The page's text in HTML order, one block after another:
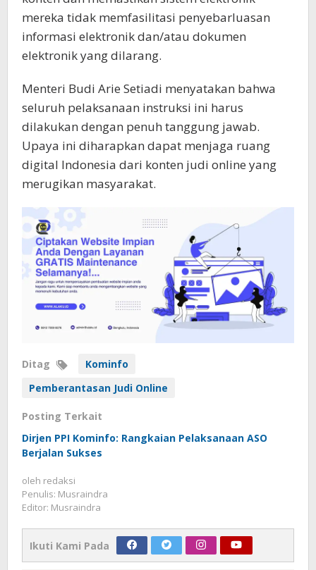
mereka tidak memfasilitasi penyebarluasan
informasi elektronik dan/atau dokumen
elektronik yang dilarang.
Menteri Budi Arie Setiadi menyatakan bahwa
seluruh pelaksanaan instruksi ini harus
dilakukan dengan penuh tanggung jawab.
Upaya ini diharapkan dapat menjaga ruang
digital Indonesia dari konten judi online yang
merugikan masyarakat.
Ditag
Kominfo
Pemberantasan Judi Online
Posting Terkait
Dirjen PPI Kominfo: Rangkaian Pelaksanaan ASO
Berjalan Sukses
oleh redaksi
Penulis: Musraindra
Editor: Musraindra
Ikuti Kami Pada